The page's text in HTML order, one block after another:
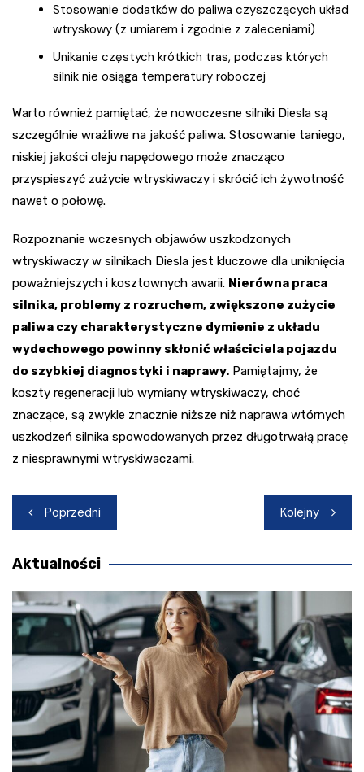
Stosowanie dodatków do paliwa czyszczących układ
wtryskowy (z umiarem i zgodnie z zaleceniami)
Unikanie częstych krótkich tras, podczas których
silnik nie osiąga temperatury roboczej
Warto również pamiętać, że nowoczesne silniki Diesla są
szczególnie wrażliwe na jakość paliwa. Stosowanie taniego,
niskiej jakości oleju napędowego może znacząco
przyspieszyć zużycie wtryskiwaczy i skrócić ich żywotność
nawet o połowę.
Rozpoznanie wczesnych objawów uszkodzonych
wtryskiwaczy w silnikach Diesla jest kluczowe dla uniknięcia
poważniejszych i kosztownych awarii. Nierówna praca
silnika, problemy z rozruchem, zwiększone zużycie
paliwa czy charakterystyczne dymienie z układu
wydechowego powinny skłonić właściciela pojazdu
do szybkiej diagnostyki i naprawy. Pamiętajmy, że
koszty regeneracji lub wymiany wtryskiwaczy, choć
znaczące, są zwykle znacznie niższe niż naprawa wtórnych
uszkodzeń silnika spowodowanych przez długotrwałą pracę
z niesprawnymi wtryskiwaczami.
Nawigacja
wpisu
Poprzedni Kolejny
Aktualności